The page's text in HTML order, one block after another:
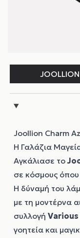
Joollion Charm
Η Γαλάζια
Αγκάλιασε το
σε κόσμους
Η δύναμή του
με τη μοντέρνα
συλλογή
γοητεία και